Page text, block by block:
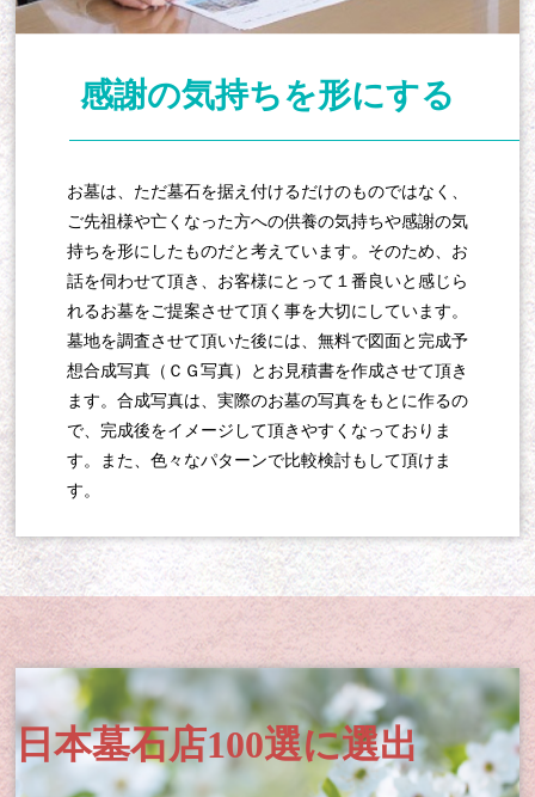
感謝の気持ちを形にする
お墓は、ただ墓石を据え付けるだけのものではなく、
ご先祖様や亡くなった方への供養の気持ちや感謝の気
持ちを形にしたものだと考えています。そのため、お
話を伺わせて頂き、お客様にとって１番良いと感じら
れるお墓をご提案させて頂く事を大切にしています。
墓地を調査させて頂いた後には、無料で図面と完成予
想合成写真（ＣＧ写真）とお見積書を作成させて頂き
ます。合成写真は、実際のお墓の写真をもとに作るの
で、完成後をイメージして頂きやすくなっておりま
す。また、色々なパターンで比較検討もして頂けま
す。
日本墓石店100選に選出